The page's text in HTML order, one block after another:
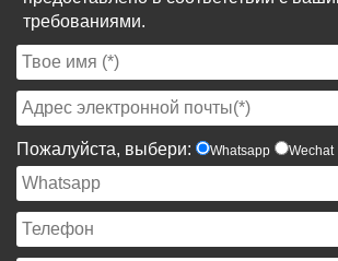
требованиями.
Пожалуйста, выбери: Whatsapp Wechat